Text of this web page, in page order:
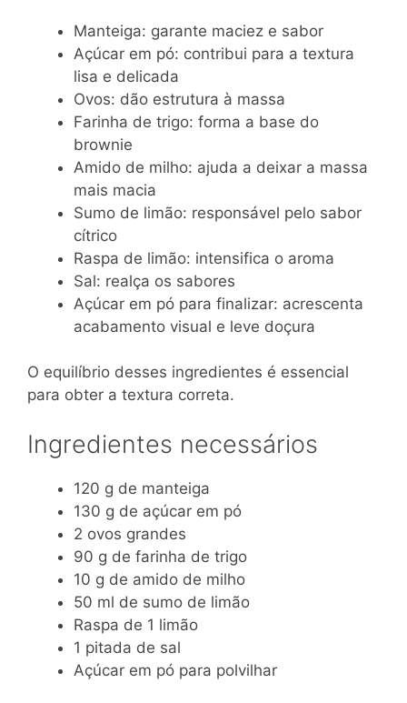
Manteiga: garante maciez e sabor
Açúcar em pó: contribui para a textura
lisa e delicada
Ovos: dão estrutura à massa
Farinha de trigo: forma a base do
brownie
Amido de milho: ajuda a deixar a massa
mais macia
Sumo de limão: responsável pelo sabor
cítrico
Raspa de limão: intensifica o aroma
Sal: realça os sabores
Açúcar em pó para finalizar: acrescenta
acabamento visual e leve doçura
O equilíbrio desses ingredientes é essencial
para obter a textura correta.
Ingredientes necessários
120 g de manteiga
130 g de açúcar em pó
2 ovos grandes
90 g de farinha de trigo
10 g de amido de milho
50 ml de sumo de limão
Raspa de 1 limão
1 pitada de sal
Açúcar em pó para polvilhar